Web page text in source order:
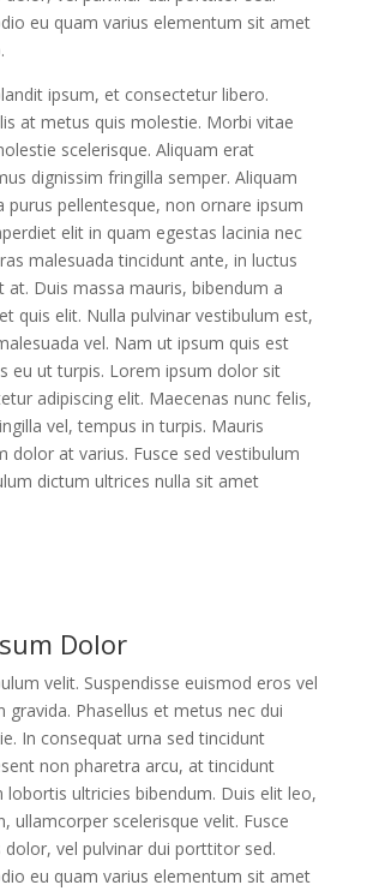
eu quam varius elementum sit amet
ipsum, et consectetur libero.
at metus quis molestie. Morbi vitae
scelerisque. Aliquam erat
dignissim fringilla semper. Aliquam
purus pellentesque, non ornare ipsum
elit in quam egestas lacinia nec
malesuada tincidunt ante, in luctus
at. Duis massa mauris, bibendum a
quis elit. Nulla pulvinar vestibulum est,
vel. Nam ut ipsum quis est
eu ut turpis. Lorem ipsum dolor sit
adipiscing elit. Maecenas nunc felis,
vel, tempus in turpis. Mauris
dolor at varius. Fusce sed vestibulum
dictum ultrices nulla sit amet
Dolor
velit. Suspendisse euismod eros vel
gravida. Phasellus et metus nec dui
In consequat urna sed tincidunt
non pharetra arcu, at tincidunt
lobortis ultricies bibendum. Duis elit leo,
ullamcorper scelerisque velit. Fusce
vel pulvinar dui porttitor sed.
eu quam varius elementum sit amet